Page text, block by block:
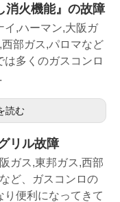
消火機能』の故障
イ,ハーマン,大阪ガ
部ガス,パロマなど
多くのガスコンロ
読む
リル故障
ガス,東邦ガス,西部
ど、ガスコンロの
り便利になってきて